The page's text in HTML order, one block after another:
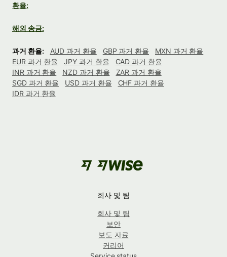
환율:
해외 송금:
과거 환율: AUD 과거 환율 GBP 과거 환율
MXN 과거 환율
EUR 과거 환율
JPY 과거 환율
CAD 과거 환율
INR 과거 환율
NZD 과거 환율
ZAR 과거 환율
SGD 과거 환율
USD 과거 환율
CHF 과거 환율
IDR 과거 환율
회사 및 팀
회사 및 팀
보안
보도 자료
커리어